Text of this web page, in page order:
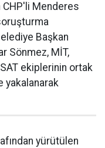
CHP'li Menderes
Başkan
Sönmez, MİT,
ekiplerinin ortak
yakalanarak
yürütülen